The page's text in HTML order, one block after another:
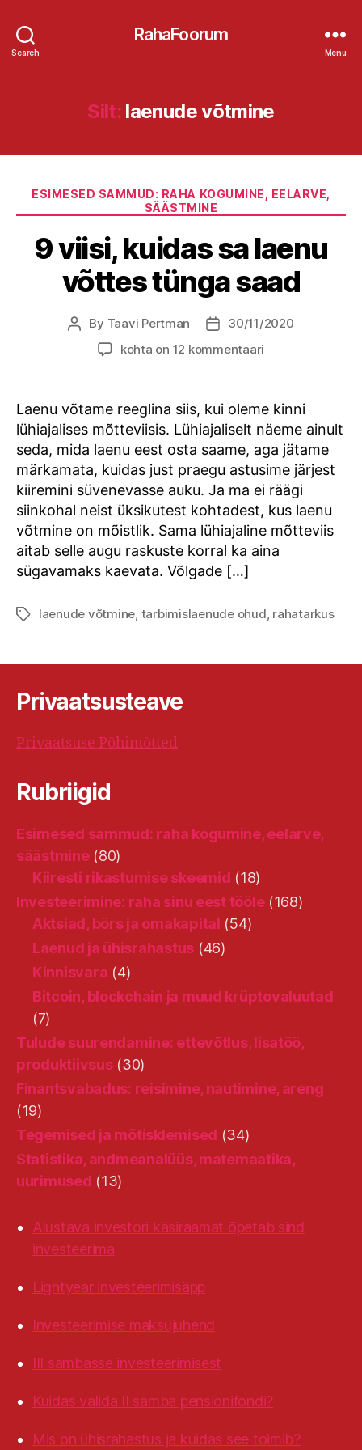
Search
RahaFoorum
Menu
Silt: laenude võtmine
Categories
ESIMESED SAMMUD: RAHA KOGUMINE, EELARVE,
SÄÄSTMINE
9 viisi, kuidas sa laenu
võttes tünga saad
Post
author
By Taavi Pertman
Post30/11/2020
9
laenu
võttes
tünga
saad
kohta on 12 kommentaari
Laenu võtame reeglina siis, kui oleme kinni
lühiajalises mõtteviisis. Lühiajaliselt näeme ainult
seda, mida laenu eest osta saame, aga jätame
märkamata, kuidas just praegu astusime järjest
kiiremini süvenevasse auku. Ja ma ei räägi
siinkohal neist üksikutest kohtadest, kus laenu
võtmine on mõistlik. Sama lühiajaline mõtteviis
aitab selle augu raskuste korral ka aina
sügavamaks kaevata. Võlgade […]
Tagslaenude võtmine tarbimislaenude ohud rahatarkus
Privaatsusteave
Privaatsuse Põhimõtted
Rubriigid
Esimesed sammud: raha kogumine, eelarve,
säästmine(80)
Kiiresti rikastumise skeemid (18)
Investeerimine: raha sinu eest tööle(168)
Aktsiad, börs ja omakapital (54)
Laenud ja ühisrahastus (46)
Kinnisvara (4)
Bitcoin, blockchain ja muud krüptovaluutad
(7)
Tulude suurendamine: ettevõtlus, lisatöö,
produktiivsus(30)
Finantsvabadus: reisimine, nautimine, areng
(19)
Tegemised ja mõtisklemised (34)
Statistika, andmeanalüüs, matemaatika,
uurimused (13)
Alustava investori käsiraamat õpetab sind
investeerima
Lightyear investeerimisäpp
Investeerimise maksujuhend
III sambasse investeerimisest
Kuidas valida II samba pensionifondi?
Mis on ühisrahastus ja kuidas see toimib?